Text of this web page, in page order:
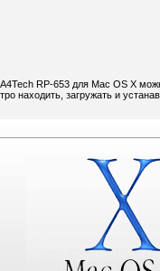
RP-653 для Mac OS X
находить, загружать и